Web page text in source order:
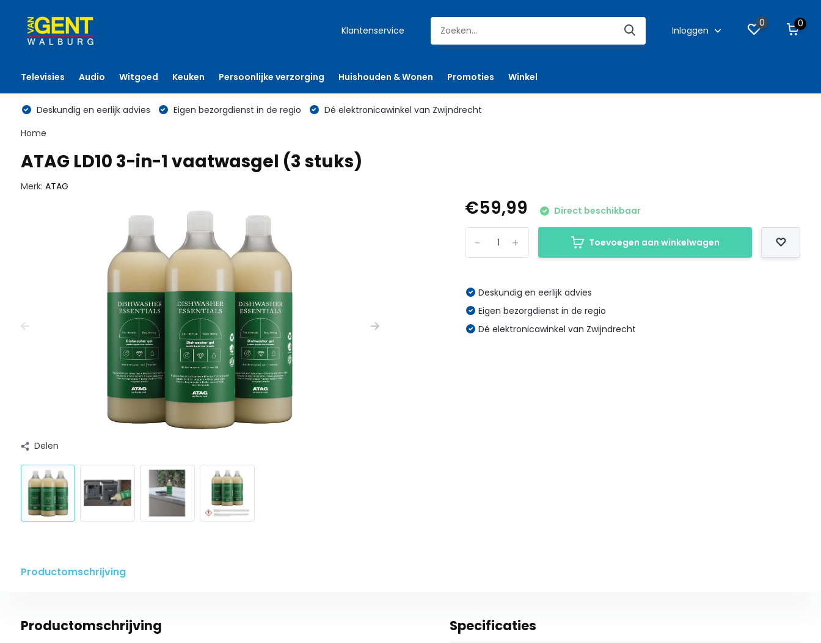
Klantenservice Inloggen
0 0
Televisies Audio Witgoed Keuken Persoonlijke verzorging Huishouden & Wonen Promoties Winkel
Deskundig en eerlijk advies Eigen bezorgdienst in de regio
Dé elektronicawinkel van Zwijndrecht
Home
ATAG LD10 3-in-1 vaatwasgel (3 stuks)
Merk: ATAG
Delen
€59,99 Direct beschikbaar
+
- Toevoegen aan winkelwagen
Deskundig en eerlijk advies
Eigen bezorgdienst in de regio
Dé elektronicawinkel van Zwijndrecht
Productomschrijving
Productomschrijving Specificaties